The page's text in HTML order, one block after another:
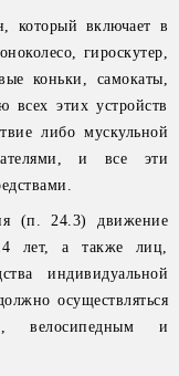
который включает в
гироскутер,
коньки, самокаты,
всех этих устройств
либо мускульной
и все эти
(п. 24.3) движение
лет, а также лиц,
индивидуальной
осуществляться
велосипедным и